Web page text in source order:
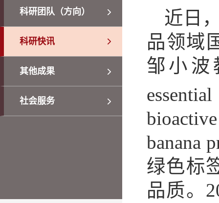
科研团队（方向）
科研快讯
其他成果
社会服务
近日
品领域
邹小波
banana
绿色标
品质。